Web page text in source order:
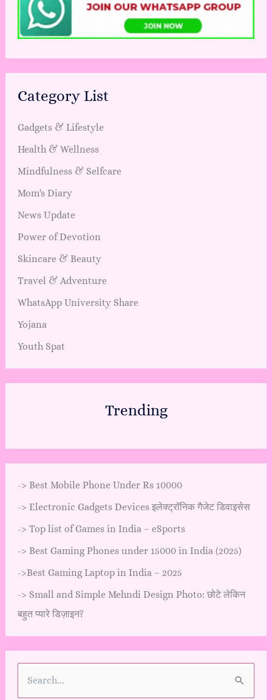
Category List
Gadgets & Lifestyle
Health & Wellness
Mindfulness & Selfcare
Mom's Diary
News Update
Power of Devotion
Skincare & Beauty
Travel & Adventure
WhatsApp University Share
Yojana
Youth Spat
Trending
-> Best Mobile Phone Under Rs 10000
-> Electronic Gadgets Devices इलेक्ट्रॉनिक गैजेट डिवाइसेस
-> Top list of Games in India – eSports
-> Best Gaming Phones under 15000 in India (2025)
->Best Gaming Laptop in India – 2025
-> Small and Simple Mehndi Design Photo: छोटे लेकिन
बहुत प्यारे डिज़ाइन?